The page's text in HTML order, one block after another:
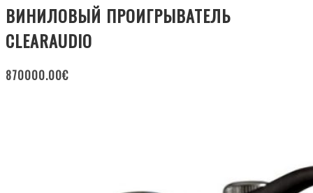
ВИНИЛОВЫЙ ПРОИГРЫВАТЕЛЬ
CLEARAUDIO
870000.00€